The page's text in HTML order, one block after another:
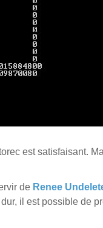
est satisfaisant.
de Renee
il est possible de